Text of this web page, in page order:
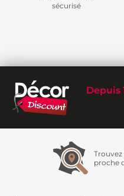
sécurisé
Depuis
Trouvez
proche